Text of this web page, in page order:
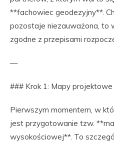
**fachowiec geodezyjny**.
pozostaje niezauważona, to
zgodne z przepisami
—
### Krok 1: Mapy projektowe
Pierwszym momentem, w
jest przygotowanie tzw.
wysokościowej**. To